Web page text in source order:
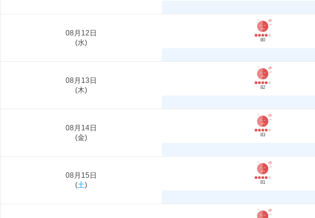
08月12日
(水) 80
08月13日
(木) 82
08月14日
(金) 83
08月15日
(土) 81